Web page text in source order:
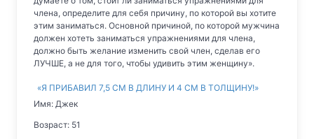
члена, определите для себя причину, по которой вы хотите
этим заниматься. Основной причиной, по которой мужчина
должен хотеть заниматься упражнениями для члена,
должно быть желание изменить свой член, сделав его
ЛУЧШЕ, а не для того, чтобы удивить этим женщину».
«Я ПРИБАВИЛ 7,5 СМ В ДЛИНУ И 4 СМ В ТОЛЩИНУ!»
Имя: Джек
Возраст: 51